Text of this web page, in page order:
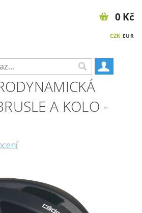
CZK EUR
0 Kč
A KOLO -